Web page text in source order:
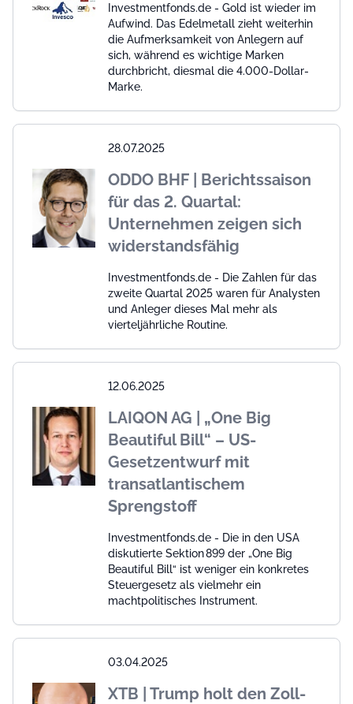
Investmentfonds.de - Gold ist wieder im
Aufwind. Das Edelmetall zieht weiterhin
die Aufmerksamkeit von Anlegern auf
sich, während es wichtige Marken
durchbricht, diesmal die 4.000-Dollar-
Marke.
28.07.2025
ODDO BHF | Berichtssaison
für das 2. Quartal:
Unternehmen zeigen sich
widerstandsfähig
Investmentfonds.de - Die Zahlen für das
zweite Quartal 2025 waren für Analysten
und Anleger dieses Mal mehr als
vierteljährliche Routine.
12.06.2025
LAIQON AG | „One Big
Beautiful Bill“ – US-
Gesetzentwurf mit
transatlantischem
Sprengstoff
Investmentfonds.de - Die in den USA
diskutierte Sektion 899 der „One Big
Beautiful Bill“ ist weniger ein konkretes
Steuergesetz als vielmehr ein
machtpolitisches Instrument.
03.04.2025
XTB | Trump holt den Zoll-